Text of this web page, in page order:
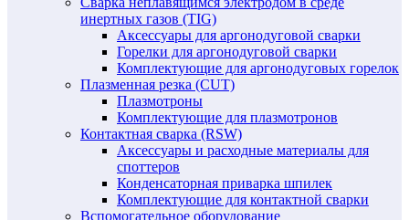
инертных газов (TIG)
Аксессуары для аргонодуговой сварки
Горелки для аргонодуговой сварки
Комплектующие для аргонодуговых горелок
Плазменная резка (CUT)
Плазмотроны
Комплектующие для плазмотронов
Контактная сварка (RSW)
Аксессуары и расходные материалы для
споттеров
Конденсаторная приварка шпилек
Комплектующие для контактной сварки
Вспомогательное оборудование